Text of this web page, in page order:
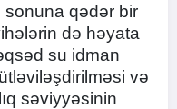
sonuna qədər bir
də həyata
su idman
və
səviyyəsinin